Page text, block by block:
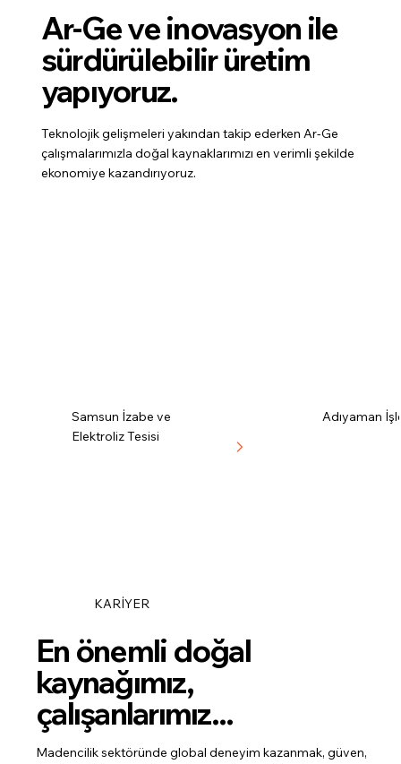
Ar-Ge ve inovasyon ile
sürdürülebilir üretim
yapıyoruz.
Teknolojik gelişmeleri yakından takip ederken Ar-Ge
çalışmalarımızla doğal kaynaklarımızı en verimli şekilde
ekonomiye kazandırıyoruz.
Samsun İzabe ve
Elektroliz Tesisi
Adıyaman
KARİYER
En önemli doğal
kaynağımız,
çalışanlarımız...
Madencilik sektöründe global deneyim kazanmak, güven,